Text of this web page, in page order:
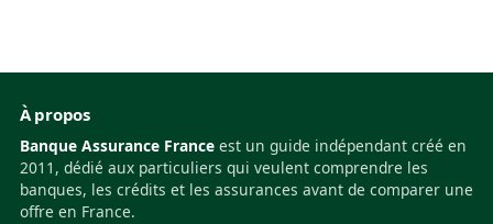
À propos
Banque Assurance France est un guide indépendant créé en
2011, dédié aux particuliers qui veulent comprendre les
banques, les crédits et les assurances avant de comparer une
offre en France.